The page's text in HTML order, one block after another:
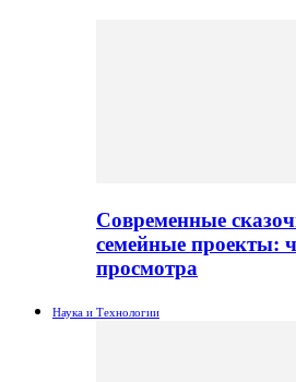
Современные
семейные проекты:
просмотра
Наука и Технологии